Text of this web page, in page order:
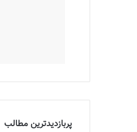
پربازدیدترین مطالب